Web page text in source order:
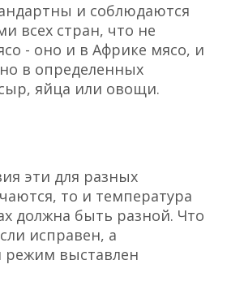
и соблюдаются
всех стран, что не
- оно и в Африке мясо, и
в определенных
яйца или овощи.
эти для разных
то и температура
должна быть разной. Что
исправен, а
выставлен